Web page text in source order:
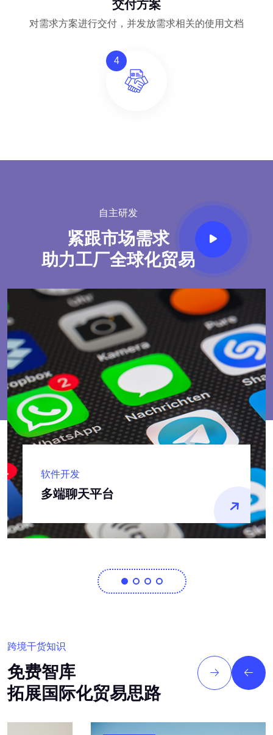
交付方案
对需求方案进行交付，并发放需求相关的使用文档
4
自主研发
紧跟市场需求
助力工厂全球化贸易
高端定制
高端出海独立站
跨境干货知识
免费智库
拓展国际化贸易思路